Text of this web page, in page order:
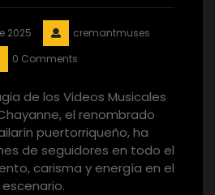
2025
cremantmuses
0 Comments
de los Videos Musicales
el renombrado
puertorriqueño, ha
de seguidores en todo el
carisma y energía en el
escenario.